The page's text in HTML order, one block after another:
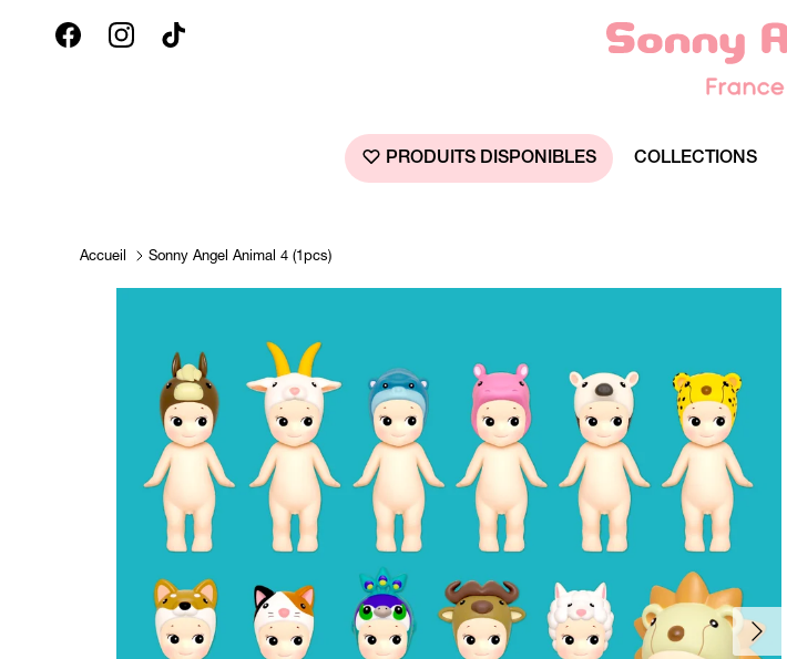
FacebookInstagramTikTok
PRODUITS DISPONIBLES COLLECTIONS
Accueil Sonny Angel Animal 4 (1pcs)
Suivant